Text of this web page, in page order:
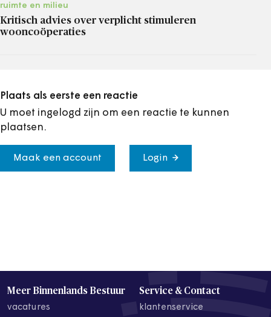
ruimte en milieu
Kritisch advies over verplicht stimuleren
wooncoöperaties
Plaats als eerste een reactie
U moet ingelogd zijn om een reactie te kunnen
plaatsen.
Maak een account Login
Meer Binnenlands Bestuur
vacatures
Service & Contact
klantenservice